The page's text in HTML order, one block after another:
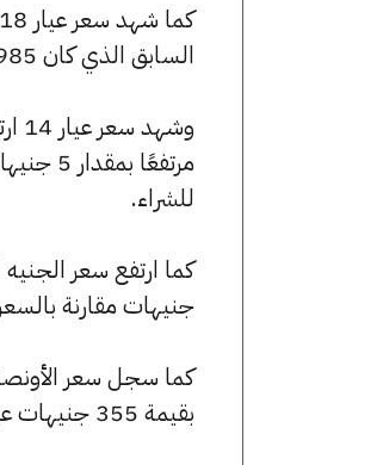
السابق الذي كان 5985 جنيهًا للبيع و5940 جنيهًا للشراء.
للشراء.
جنيهات مقارنة بالسعر السابق الذي بلغ
بقيمة 355 جنيهات عن السعر السابق الذي كان 248115 جنيهًا للبيع و246340 جنيهًا للشراء.